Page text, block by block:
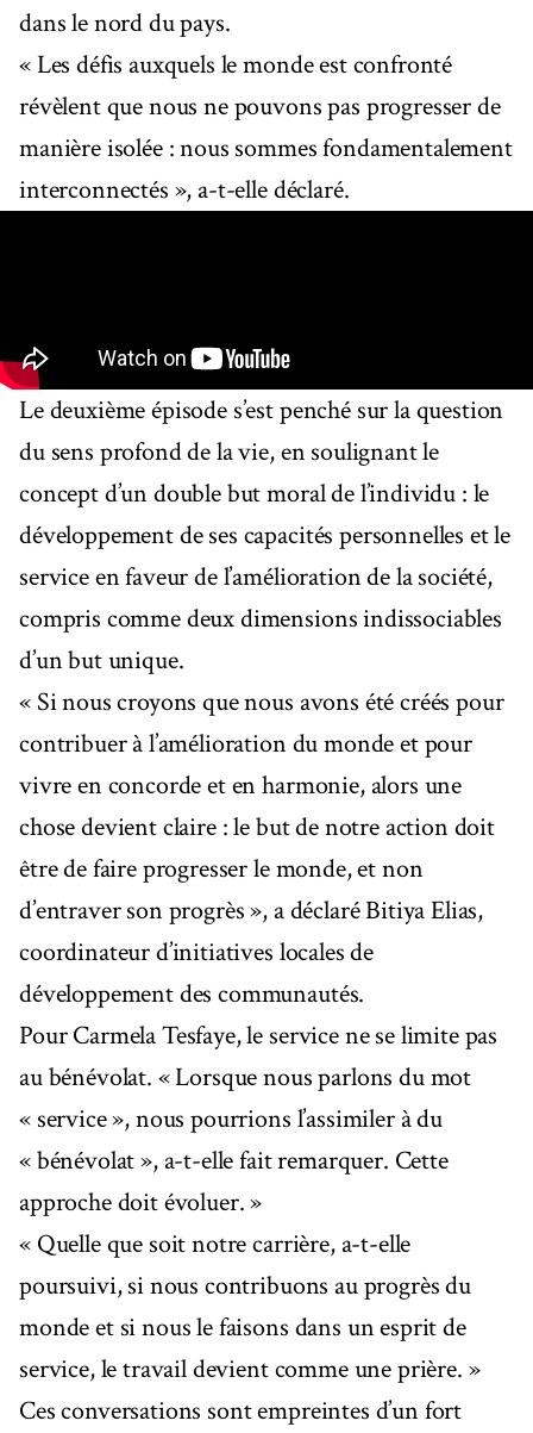
dans le nord du pays.
« Les défis auxquels le monde est confronté
révèlent que nous ne pouvons pas progresser de
manière isolée : nous sommes fondamentalement
interconnectés », a-t-elle déclaré.
Le deuxième épisode s’est penché sur la question
du sens profond de la vie, en soulignant le
concept d’un double but moral de l’individu : le
développement de ses capacités personnelles et le
service en faveur de l’amélioration de la société,
compris comme deux dimensions indissociables
d’un but unique.
« Si nous croyons que nous avons été créés pour
contribuer à l’amélioration du monde et pour
vivre en concorde et en harmonie, alors une
chose devient claire : le but de notre action doit
être de faire progresser le monde, et non
d’entraver son progrès », a déclaré Bitiya Elias,
coordinateur d’initiatives locales de
développement des communautés.
Pour Carmela Tesfaye, le service ne se limite pas
au bénévolat. « Lorsque nous parlons du mot
« service », nous pourrions l’assimiler à du
« bénévolat », a-t-elle fait remarquer. Cette
approche doit évoluer. »
« Quelle que soit notre carrière, a-t-elle
poursuivi, si nous contribuons au progrès du
monde et si nous le faisons dans un esprit de
service, le travail devient comme une prière. »
Ces conversations sont empreintes d’un fort